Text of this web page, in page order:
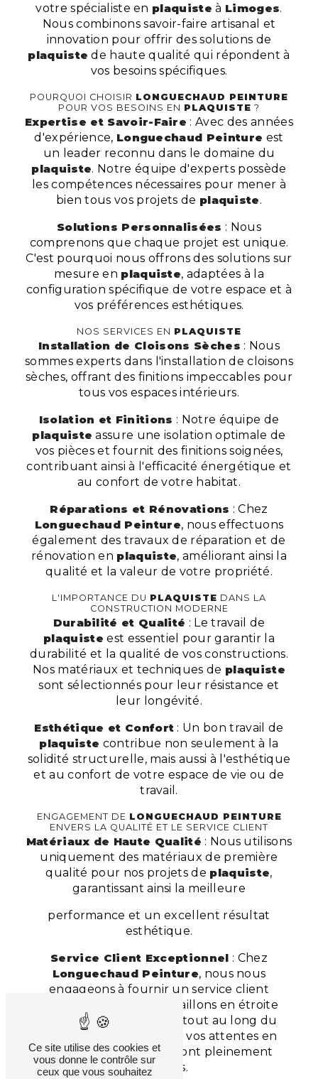
votre spécialiste en plaquiste à Limoges.
Nous combinons savoir-faire artisanal et
innovation pour offrir des solutions de
plaquiste de haute qualité qui répondent à
vos besoins spécifiques.
POURQUOI CHOISIR LONGUECHAUD PEINTURE
POUR VOS BESOINS EN PLAQUISTE ?
Expertise et Savoir-Faire : Avec des années
d'expérience, Longuechaud Peinture est
un leader reconnu dans le domaine du
plaquiste. Notre équipe d'experts possède
les compétences nécessaires pour mener à
bien tous vos projets de plaquiste.
Solutions Personnalisées : Nous
comprenons que chaque projet est unique.
C'est pourquoi nous offrons des solutions sur
mesure en plaquiste, adaptées à la
configuration spécifique de votre espace et à
vos préférences esthétiques.
NOS SERVICES EN PLAQUISTE
Installation de Cloisons Sèches : Nous
sommes experts dans l'installation de cloisons
sèches, offrant des finitions impeccables pour
tous vos espaces intérieurs.
Isolation et Finitions : Notre équipe de
plaquiste assure une isolation optimale de
vos pièces et fournit des finitions soignées,
contribuant ainsi à l'efficacité énergétique et
au confort de votre habitat.
Réparations et Rénovations : Chez
Longuechaud Peinture, nous effectuons
également des travaux de réparation et de
rénovation en plaquiste, améliorant ainsi la
qualité et la valeur de votre propriété.
L'IMPORTANCE DU PLAQUISTE DANS LA
CONSTRUCTION MODERNE
Durabilité et Qualité : Le travail de
plaquiste est essentiel pour garantir la
durabilité et la qualité de vos constructions.
Nos matériaux et techniques de plaquiste
sont sélectionnés pour leur résistance et
leur longévité.
Esthétique et Confort : Un bon travail de
plaquiste contribue non seulement à la
solidité structurelle, mais aussi à l'esthétique
et au confort de votre espace de vie ou de
travail.
ENGAGEMENT DE LONGUECHAUD PEINTURE
ENVERS LA QUALITÉ ET LE SERVICE CLIENT
Matériaux de Haute Qualité : Nous utilisons
uniquement des matériaux de première
qualité pour nos projets de plaquiste,
garantissant ainsi la meilleure
performance et un excellent résultat
esthétique.
Service Client Exceptionnel : Chez
Longuechaud Peinture, nous nous
engageons à fournir un service client
exceptionnel. Nous travaillons en étroite
collaboration avec vous tout au long du
projet pour assurer que vos attentes en
matière de plaquiste
sont pleinement
satisfaites.
Ce site utilise des cookies et
vous donne le contrôle sur
ceux que vous souhaitez